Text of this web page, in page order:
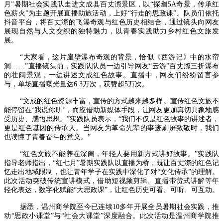
月”暑期社会实践队走进文成县百丈漈景区，以“探幽5A奇景，传承红
色薪火”为主题开展直播助旅活动，上好“行走的思政课”。队员们依托
抖音平台，将百丈漈的飞瀑奇观与红色历史相结合，通过镜头向网友
展现自然与人文交织的独特魅力，以青春实践助力乡村红色文旅发
展。
“大家看，这片崖壁瀑布奇观的背景，恰似《西游记》中的水帘
洞……”直播镜头前，实践队队员一边引导网友“云游”百丈漈三折瀑布
的壮阔景观，一边讲述文成红色故事。直播中，网友们纷纷留言参
与，单场直播曝光量达6.3万次，获赞超5万次。
“文成的红色资源丰富，宣传的方式越来越多样。宣传红色文旅不
能停留在‘我说你听’，而应借助新媒体手段，让网友更加真切具象地感
受历史、感悟思想。”实践队员表示，“我们不仅是红色故事的讲述者，
更是红色基因的传承人。当网友为革命先辈的事迹刷屏致敬时，我们
也读懂了青春奋斗的意义。”
“红色文旅不能养在深闺，年轻人要用新方式讲好故事。”实践队
指导老师指出，“红七月”暑期实践队以直播为桥，既让百丈漈的红色记
忆走出地域限制，也让青年学子在实践中深化了对“文化传承”的理解。
此次活动突破传统宣讲模式，借助短视频剪辑、直播带货式讲解等年
轻化表达，数字化赋能“大思政课”，让红色历史可看、可听、可互动。
据悉，温州商学院至今已连续10多年开展全员暑期社会实践，推
动“思政小课堂”与“社会大课堂”深度融合。此次活动是温州商学院推